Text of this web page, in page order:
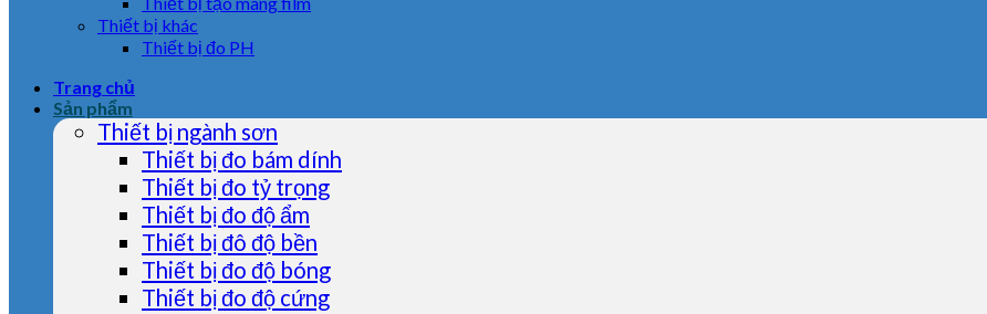
Thiết bị khác
Thiết bị đo PH
Trang chủ
Sản phẩm
Thiết bị ngành sơn
Thiết bị đo bám dính
Thiết bị đo tỷ trọng
Thiết bị đo độ ẩm
Thiết bị đô độ bền
Thiết bị đo độ bóng
Thiết bị đo độ cứng